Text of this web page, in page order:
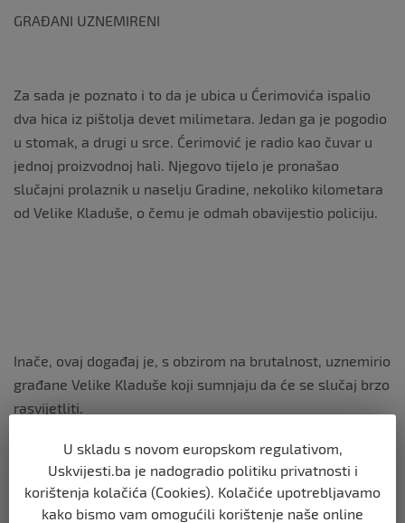
GRAĐANI UZNEMIRENI
Za sada je poznato i to da je ubica u Ćerimovića ispalio
dva hica iz pištolja devet milimetara. Jedan ga je pogodio
u stomak, a drugi u srce. Ćerimović je radio kao čuvar u
jednoj proizvodnoj hali. Njegovo tijelo je pronašao
slučajni prolaznik u naselju Gradine, nekoliko kilometara
od Velike Kladuše, o čemu je odmah obavijestio policiju.
Inače, ovaj događaj je, s obzirom na brutalnost, uznemirio
građane Velike Kladuše koji sumnjaju da će se slučaj brzo
rasvijetliti.
Tako je kad sarađuješ sa policijom. Bolje je raditi sa
mafijom, samo su neki od komentara koji su se jučer
U skladu s novom europskom regulativom,
Uskvijesti.ba je nadogradio politiku privatnosti i
korištenja kolačića (Cookies). Kolačiće upotrebljavamo
kako bismo vam omogućili korištenje naše online